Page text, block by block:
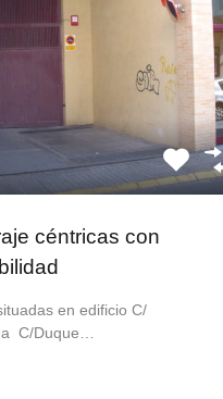
céntricas con
en edificio C/
C/Duque…